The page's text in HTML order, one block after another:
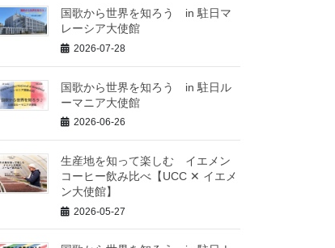
国歌から世界を知ろう in 駐日マ
レーシア大使館
2026-07-28
国歌から世界を知ろう in 駐日ル
ーマニア大使館
2026-06-26
生産地を知って楽しむ イエメン
コーヒー飲み比べ【UCC ✕ イエメ
ン大使館】
2026-05-27